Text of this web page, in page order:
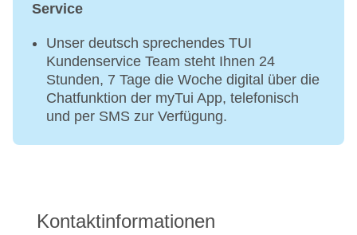
Service
Unser deutsch sprechendes TUI
Kundenservice Team steht Ihnen 24
Stunden, 7 Tage die Woche digital über die
Chatfunktion der myTui App, telefonisch
und per SMS zur Verfügung.
Kontaktinformationen